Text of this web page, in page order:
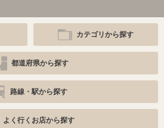
カテゴリから探す
都道府県から探す
路線・駅から探す
よく行くお店から探す